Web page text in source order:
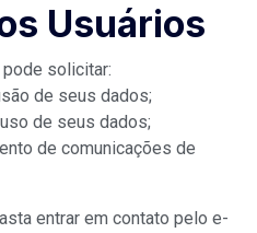
Usuários
pode solicitar:
de seus dados;
de seus dados;
de comunicações de
entrar em contato pelo e-